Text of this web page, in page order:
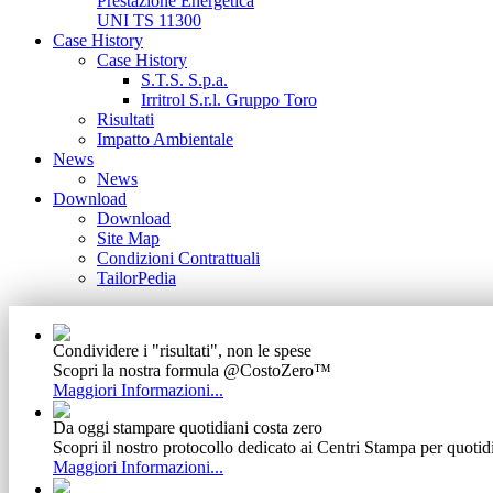
UNI TS 11300
Case History
Case History
S.T.S. S.p.a.
Irritrol S.r.l. Gruppo Toro
Risultati
Impatto Ambientale
News
News
Download
Download
Site Map
Condizioni Contrattuali
TailorPedia
Condividere i "risultati", non le spese
Scopri la nostra formula @CostoZero™
Maggiori Informazioni...
Da oggi stampare quotidiani costa zero
Scopri il nostro protocollo dedicato ai Centri Stampa per
Maggiori Informazioni...